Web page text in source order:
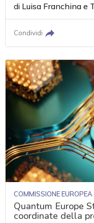
di Luisa Franchina e
Condividi
COMMISSIONE EUROPEA
Quantum Europe
coordinate della